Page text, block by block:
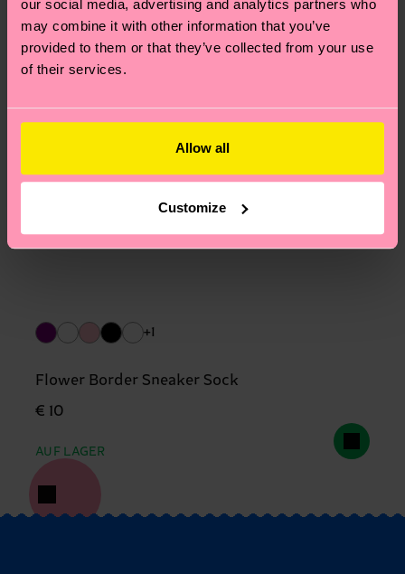
our social media, advertising and analytics partners who
may combine it with other information that you’ve
provided to them or that they’ve collected from your use
of their services.
Allow all
Customize
+1
Flower Border Sneaker Sock
€ 10
AUF LAGER